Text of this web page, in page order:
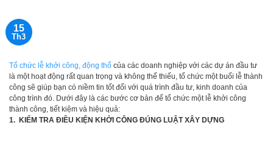
15
Th3
Tổ chức lễ khởi công, động thổ của các doanh nghiệp với các dự án đầu tư
là một hoạt động rất quan trọng và không thể thiếu, tổ chức một buổi lễ thành
công sẽ giúp bạn có niềm tin tốt đối với quá trình đầu tư, kinh doanh của
công trình đó. Dưới đây là các bước cơ bản để tổ chức một lễ khởi công
thành công, tiết kiệm và hiệu quả:
1. KIỂM TRA ĐIỀU KIỆN KHỞI CÔNG ĐÚNG LUẬT XÂY DỰNG